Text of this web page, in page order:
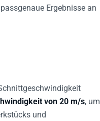
Ergebnisse an
von 20 m/s , um
und